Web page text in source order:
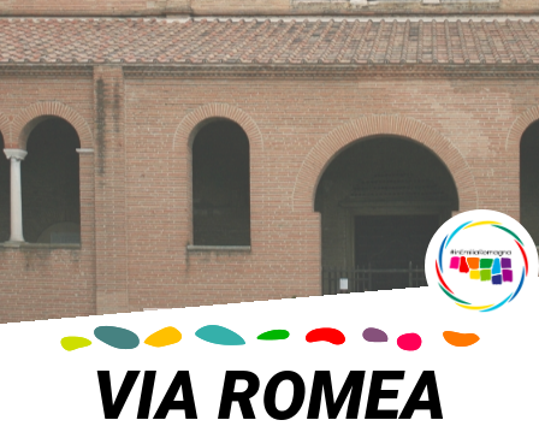
VIA ROMEA